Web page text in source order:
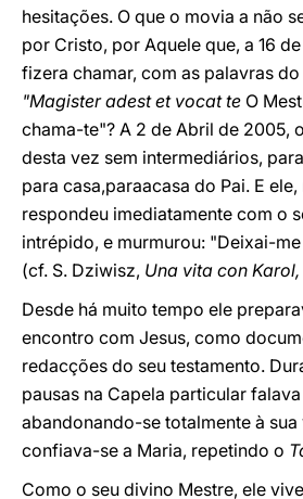
hesitações. O que o movia a não
por Cristo, por Aquele que, a 16
fizera chamar, com as palavras
"Magister adest et vocat te O
chama-te"? A 2 de Abril de 2005,
desta vez sem intermediários,
para casa,paraacasa do Pai. E
respondeu imediatamente com o
intrépido, e murmurou: "Deixai-
(cf. S. Dziwisz, Una vita con Karol,
Desde há muito tempo ele
encontro com Jesus, como
redacções do seu testamento.
pausas na Capela particular
abandonando-se totalmente à sua
confiava-se a Maria, repetindo o
Como o seu divino Mestre, ele